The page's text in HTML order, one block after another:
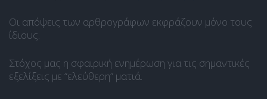
Οι απόψεις των αρθρογράφων εκφράζουν μόνο τους
ίδιους.
Στόχος μας η σφαιρική ενημέρωση για τις σημαντικές
εξελίξεις με “ελεύθερη” ματιά.